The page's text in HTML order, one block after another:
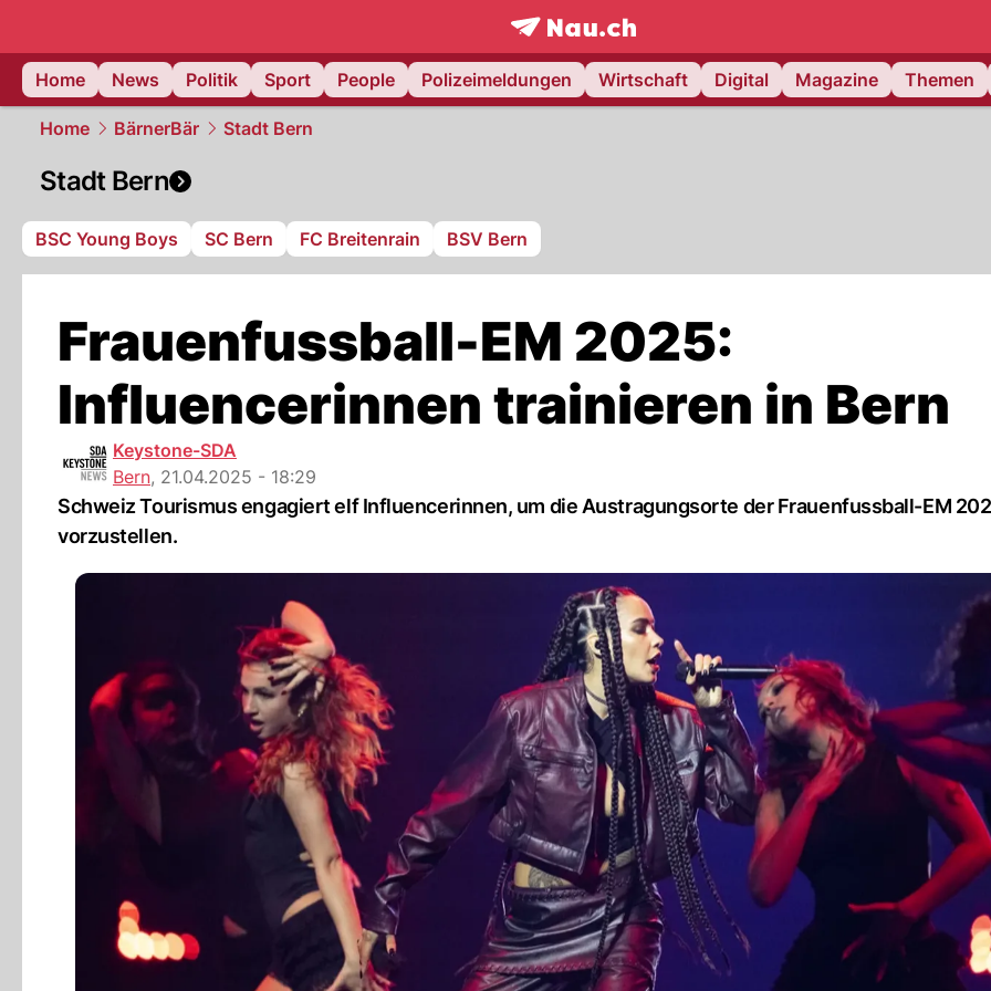
frontpage.NAU.ch
Home
News Politik Sport People Polizeimeldungen Wirtschaft Digital Magazine Themen
Home BärnerBär Stadt Bern
Stadt Bern
BSC Young Boys SC Bern FC Breitenrain BSV Bern
Frauenfussball-EM 2025:
Influencerinnen trainieren in Bern
Keystone-SDA
Bern, 21.04.2025 - 18:29
Schweiz Tourismus engagiert elf Influencerinnen, um die Austragungsorte der Frauenfussball-EM
vorzustellen.